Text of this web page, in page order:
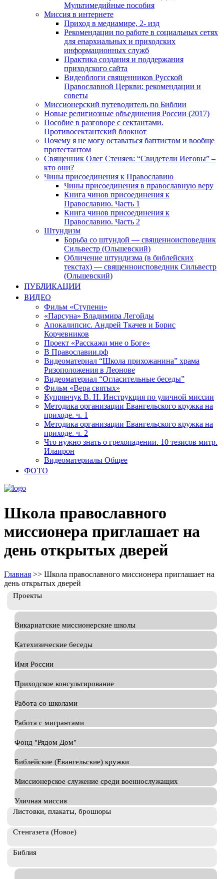
Мультимедийные пособия
Миссия в интернете
Приход в медиамире, 2- изд
Рекомендации по работе в социальных сетях
для епархиальных и приходских
информационных служб
Практика создания и поддержания
приходского сайта
Видеоблоги священников Русской
Православной Церкви: рекомендации и
советы
Миссионерский путеводитель по Библии
Новые религиозные объединения России (2017)
Пособие в разговоре с сектантами.
Противосектантский блокнот
Почему я не могу оставаться баптистом и вообще
протестантом
Священник Олег Стеняев: “Свидетели Иеговы” –
кто они?
Чины присоединения к Православию
Чины присоединения в православную веру
Книга чинов присоединения к
Православию. Часть 1
Книга чинов присоединения к
Православию. Часть 2
Штундизм
Борьба со штундой — священноисповедник
Сильвестр (Ольшевский)
Обличение штундизма (в библейских
текстах) — священноисповедник Сильвестр
(Ольшевский)
ПУБЛИКАЦИИ
ВИДЕО
Фильм «Ступени»
«Парсуна» Владимира Легойды
Апокалипсис. Андрей Ткачев и Борис
Корчевников
Проект «Расскажи мне о Боге»
В Православии.рф
Видеоматериал “Школа прихожанина” храма
Ризоположения в Леонове
Видеоматериал “Огласительные беседы”
Фильм «Вера святых»
Купрянчук В. Н. Инструкция по уличной миссии
Методика организации Евангельского кружка на
приходе. ч. 1
Методика организации Евангельского кружка на
приходе. ч. 2
Что нужно знать о грехопадении. 10 тезисов митр.
Илаирон
Видеоматериалы Общее
ФОТО
Школа православного
миссионера приглашает на
день открытых дверей
Главная >> Школа православного миссионера приглашает на
день открытых дверей
Проекты
Викариатские миссионерские школы
Катехизические беседы
Имя России
Приходское консультирование
Работа со школами
Работа с мигрантами
Фонд "Рядом Дом"
Библейские (Евангельские) кружки
Миссионерское служение среди военнослужащих
Уличная миссия
Листовки, плакаты, брошюры
Стенгазета (Новое)
Библия